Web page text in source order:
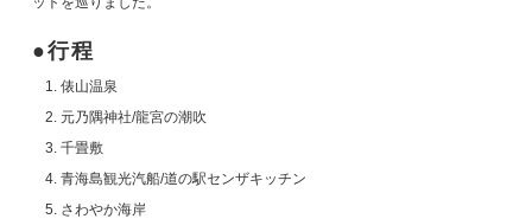
行程
俵山温泉
元乃隅神社/龍宮の潮吹
千畳敷
青海島観光汽船/道の駅センザキッチン
さわやか海岸